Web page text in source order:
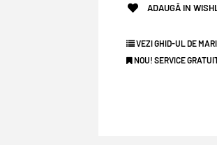
ADAUGĂ IN
VEZI GHID-UL DE
NOU! SERVICE